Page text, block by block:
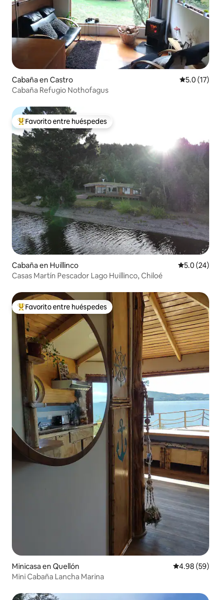
Cabaña en Castro Calificación
5.0 (17)
Cabaña Refugio Nothofagus
Favorito entre huéspedes preferido
Favorito entre huéspedes
Cabaña en Huillinco Calificación
5.0 (24)
Casas Martín Pescador Lago Huillinco, Chiloé
Favorito entre huéspedes preferido
Favorito entre huéspedes
Minicasa en Quellón Calificación
4.98 (59)
Mini Cabaña Lancha Marina